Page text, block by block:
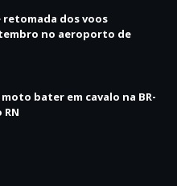
dos voos
no aeroporto de
bater em cavalo na BR-